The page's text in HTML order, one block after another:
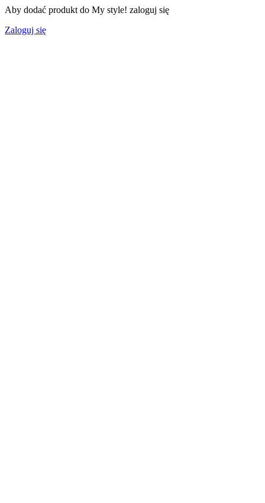
Aby dodać produkt do My style! zaloguj się
Zaloguj się